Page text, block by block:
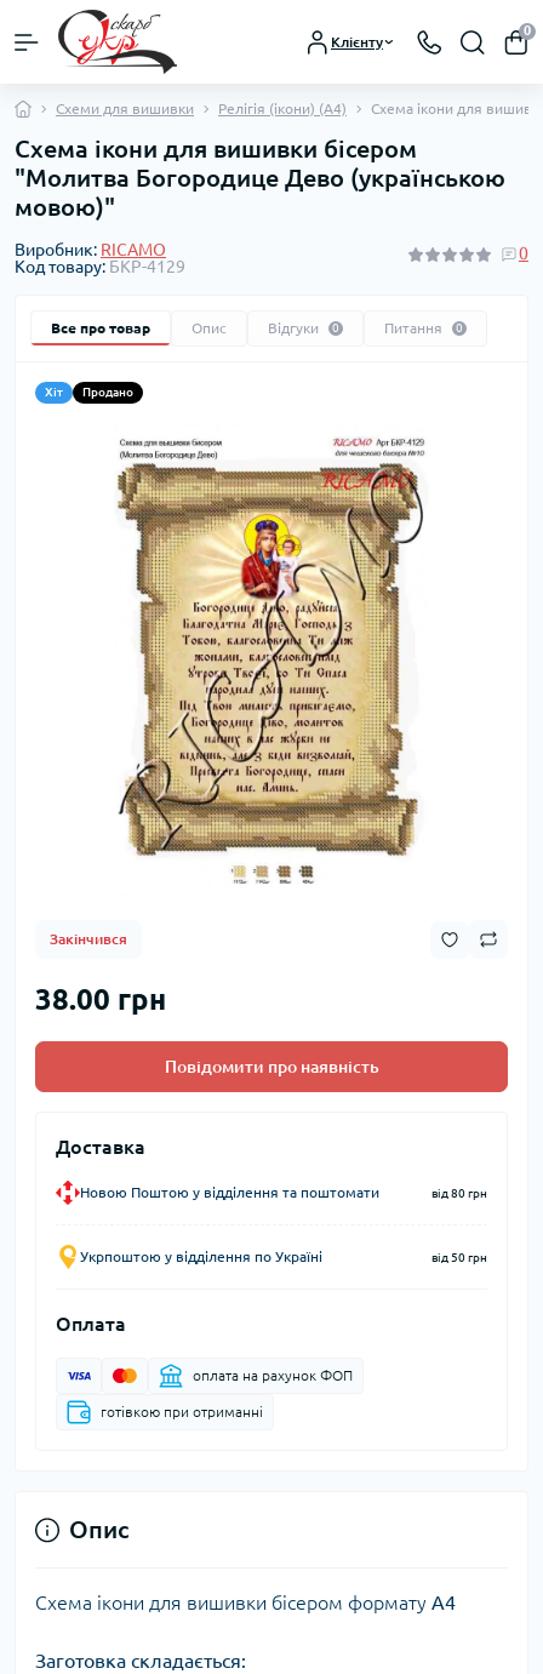
Клієнту
0
Схеми для вишивки Релігія (ікони) (А4) Схема ікони для
Схема ікони для вишивки бісером
"Молитва Богородице Дево (українською
мовою)"
Виробник: RICAMO
Код товару: БКР-4129
0
Все про товар Опис Відгуки 0 Питання 0
Хіт Продано
Закінчився
38.00 грн
Повідомити про наявність
Доставка
Новою Поштою у відділення та поштомати від 80 грн
Укрпоштою у відділення по Україні від 50 грн
Оплата
оплата на рахунок ФОП
готівкою при отриманні
Опис
Схема ікони для вишивки бісером формату А4
Заготовка складається:​